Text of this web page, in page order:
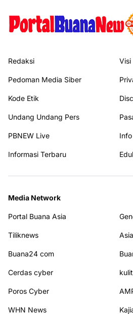
Redaksi Visi
Pedoman Media Siber
Kode Etik
Undang Undang Pers
PBNEW Live
Informasi Terbaru
Media Network
Portal Buana Asia
Tiliknews
Buana24 com
Cerdas cyber
Poros Cyber
WHN News